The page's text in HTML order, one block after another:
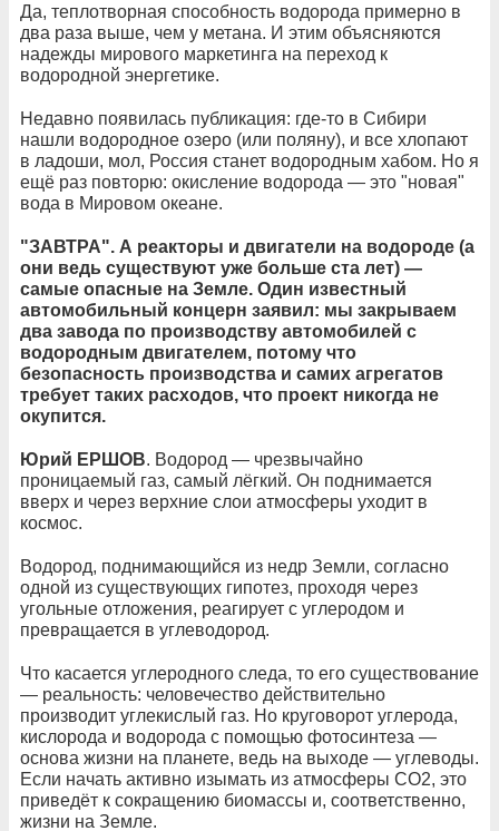
Да, теплотворная способность водорода примерно в
два раза выше, чем у метана. И этим объясняются
надежды мирового маркетинга на переход к
водородной энергетике.
Недавно появилась публикация: где-то в Сибири
нашли водородное озеро (или поляну), и все хлопают
в ладоши, мол, Россия станет водородным хабом. Но я
ещё раз повторю: окисление водорода — это "новая"
вода в Мировом океане.
"ЗАВТРА". А реакторы и двигатели на водороде (а
они ведь существуют уже больше ста лет) —
самые опасные на Земле. Один известный
автомобильный концерн заявил: мы закрываем
два завода по производству автомобилей с
водородным двигателем, потому что
безопасность производства и самих агрегатов
требует таких расходов, что проект никогда не
окупится.
Юрий ЕРШОВ. Водород — чрезвычайно
проницаемый газ, самый лёгкий. Он поднимается
вверх и через верхние слои атмосферы уходит в
космос.
Водород, поднимающийся из недр Земли, согласно
одной из существующих гипотез, проходя через
угольные отложения, реагирует с углеродом и
превращается в углеводород.
Что касается углеродного следа, то его существование
— реальность: человечество действительно
производит углекислый газ. Но круговорот углерода,
кислорода и водорода с помощью фотосинтеза —
основа жизни на планете, ведь на выходе — углеводы.
Если начать активно изымать из атмосферы CO2, это
приведёт к сокращению биомассы и, соответственно,
жизни на Земле.